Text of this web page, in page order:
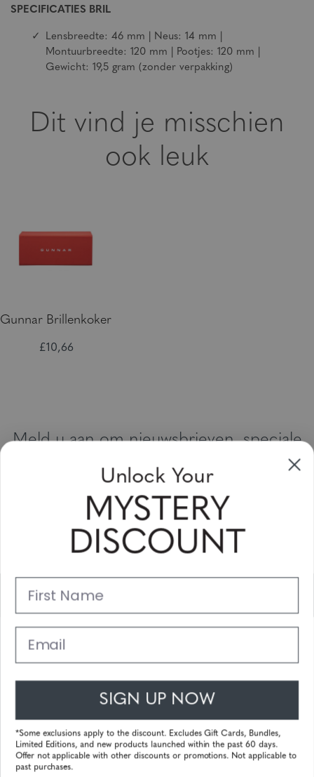
SPECIFICATIES BRIL
Lensbreedte: 46 mm | Neus: 14 mm |
Montuurbreedte: 120 mm | Pootjes: 120 mm |
Gewicht: 19,5 gram (zonder verpakking)
Dit vind je misschien
ook leuk
Gunnar Brillenkoker
£10,66
Meld u aan om nieuwsbrieven, speciale
aanbiedingen en kortingsbonnen te
ontvangen
Vul uw email adres in en schrijf u in!
Support
Powered byTecframe ERP
Unlock Your
MYSTERY
DISCOUNT
First Name
Email
SIGN UP NOW
*Some exclusions apply to the discount. Excludes Gift Cards, Bundles,
Limited Editions, and new products launched within the past 60 days.
Offer not applicable with other discounts or promotions. Not applicable to
past purchases.